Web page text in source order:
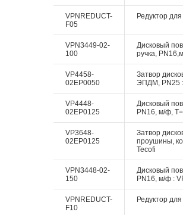
VPNREDUCT-
F05
Редуктор
VPN3449-02-
100
Дисковый
ручка,
VP4458-
02EP0050
Затвор
ЭПДМ, PN25 :
VP4448-
02EP0125
Дисковый
PN16, м/ф,
VP3648-
02EP0125
Затвор
проушины,
Tecofi
VPN3448-02-
150
Дисковый
PN16, м/ф :
VPNREDUCT-
F10
Редуктор